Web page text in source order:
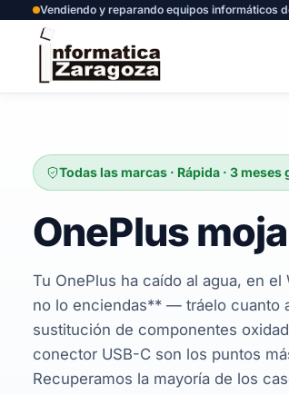
Vendiendo y reparando equipos informáticos
Todas las marcas · Rápida · 3 meses
OnePlus
Tu OnePlus ha caído al agua, en
no lo enciendas** — tráelo cuanto
sustitución de componentes
conector USB-C son los puntos
Recuperamos la mayoría de los